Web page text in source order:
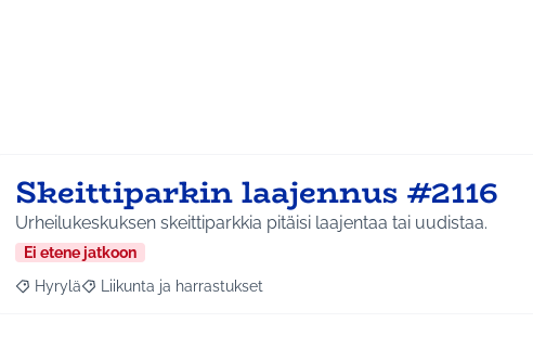
Skeittiparkin laajennus #2116
Urheilukeskuksen skeittiparkkia pitäisi laajentaa tai uudistaa.
Ei etene jatkoon
Rajaa tulokset aihepiirin mukaan: Hyrylä
Hyrylä Rajaa tulokset teeman mukaan: Liikunta ja harrastukset
Liikunta ja harrastukset